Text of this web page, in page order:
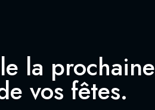
la prochaine
vos fêtes.